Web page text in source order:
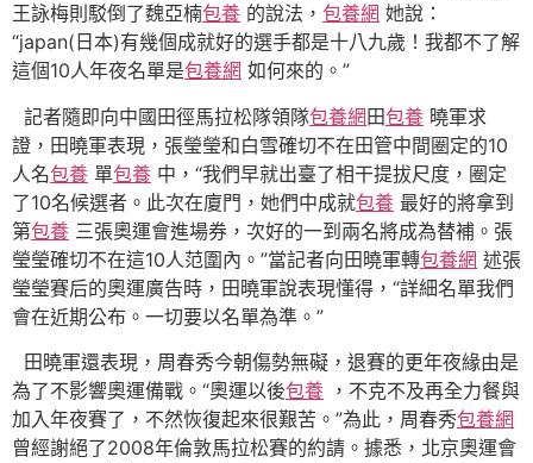
王詠梅則駁倒了魏亞楠包養 的說法， 包養網 她說：
“japan(日本)有幾個成就好的選手都是十八九歲！我都不了解
這個10人年夜名單是包養網 如何來的。”
記者隨即向中國田徑馬拉松隊領隊包養網田包養 曉軍求
證，田曉軍表現，張瑩瑩和白雪確切不在田管中間圈定的10
人名包養 單包養 中，“我們早就出臺了相干提拔尺度，圈定
了10名候選者。此次在廈門，她們中成就包養 最好的將拿到
第包養 三張奧運會進場券，次好的一到兩名將成為替補。張
瑩瑩確切不在這10人范圍內。”當記者向田曉軍轉包養網 述張
瑩瑩賽后的奧運廣告時，田曉軍說表現懂得，“詳細名單我們
會在近期公布。一切要以名單為準。”
田曉軍還表現，周春秀今朝傷勢無礙，退賽的更年夜緣由是
為了不影響奧運備戰。“奧運以後包養 ，不克不及再全力餐與
加入年夜賽了，不然恢復起來很艱苦。”為此，周春秀包養網
曾經謝絕了2008年倫敦馬拉松賽的約請。據悉，北京奧運會